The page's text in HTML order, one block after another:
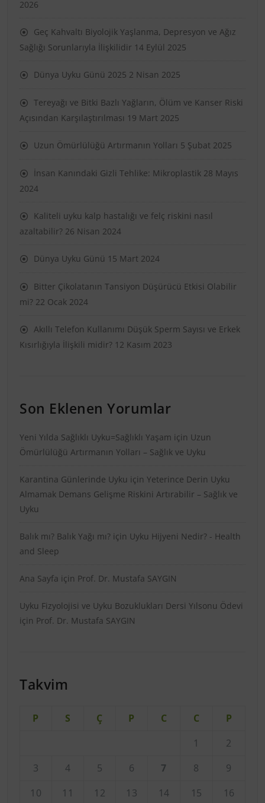
2026
Geç Kahvaltı Biyolojik Yaşlanma, Depresyon ve Ağız
Sağlığı Sorunlarıyla İlişkilidir 14 Eylül 2025
Dünya Uyku Günü 2025 2 Nisan 2025
Tereyağı ve Bitki Bazlı Yağların, Ölüm ve Kanser Riski
Açısından Karşılaştırılması 19 Mart 2025
Uzun Ömürlülüğü Artırmanın Yolları 5 Şubat 2025
İnsan Kanındaki Gizli Tehlike: Mikroplastik 28 Mayıs
2024
Kaliteli uyku kalp hastalığı ve felç riskini nasıl
azaltabilir? 26 Nisan 2024
Dünya Uyku Günü 15 Mart 2024
Bitter Çikolatanın Tansiyon Düşürücü Etkisi Olabilir
mi? 22 Ocak 2024
Akıllı Telefon Kullanımı Düşük Sperm Sayısı ve Erkek
Kısırlığıyla İlişkili midir? 12 Kasım 2023
Son Eklenen Yorumlar
Yeni Yılda Sağlıklı Uyku=Sağlıklı Yaşam için Uzun
Ömürlülüğü Artırmanın Yolları – Sağlık ve Uyku
Karantina Günlerinde Uyku için Yeterince Derin Uyku
Almamak Demans Gelişme Riskini Artırabilir – Sağlık ve
Uyku
Balık mı? Balık Yağı mı? için Uyku Hijyeni Nedir? - Health
and Sleep
Ana Sayfa için Prof. Dr. Mustafa SAYGIN
Uyku Fizyolojisi ve Uyku Bozuklukları Dersi Yılsonu Ödevi
için Prof. Dr. Mustafa SAYGIN
Takvim
P S Ç P C C
P
1
2
3
4 5 6 7 8
9
10
11 12 13 14 15
16